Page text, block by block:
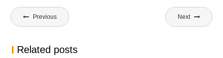
文
章
航
Previous Next
Related posts